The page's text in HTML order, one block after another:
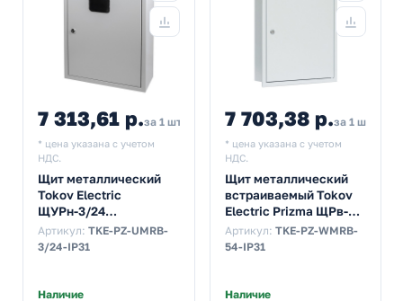
7 313,61 р.за 1 шт
* цена указана с учетом
НДС.
Щит металлический
Tokov Electric
ЩУРн-3/24
500х400х160 на 3-ф
счетчик и 24м
Артикул: TKE-PZ-UMRB-
3/24-IP31
Наличие
7 703,38 р.за 1 шт
* цена указана с учетом
НДС.
Щит металлический
встраиваемый Tokov
Electric Prizma ЩРв-54
54м 520х440х120 с
Din-рейкой IP31 серый
Артикул: TKE-PZ-WMRB-
54-IP31
Наличие